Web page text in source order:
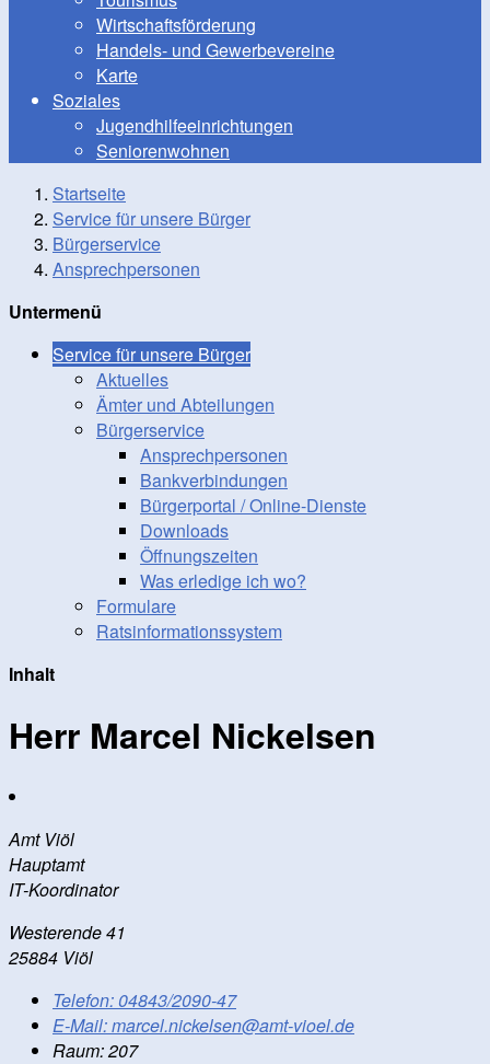
Wirtschaftsförderung
Handels- und Gewerbevereine
Karte
Soziales
Jugendhilfeeinrichtungen
Seniorenwohnen
Startseite
Service für unsere Bürger
Bürgerservice
Ansprechpersonen
Untermenü
Service für unsere Bürger
Aktuelles
Ämter und Abteilungen
Bürgerservice
Ansprechpersonen
Bankverbindungen
Bürgerportal / Online-Dienste
Downloads
Öffnungszeiten
Was erledige ich wo?
Formulare
Ratsinformationssystem
Inhalt
Herr Marcel Nickelsen
Amt Viöl
Hauptamt
IT-Koordinator
Westerende 41
25884 Viöl
Telefon: 04843/2090-47
E-Mail:marcel.nickelsen@amt-vioel.de
Raum: 207